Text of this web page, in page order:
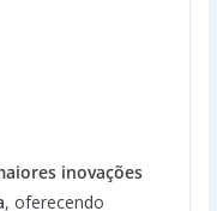
inovações
, oferecendo